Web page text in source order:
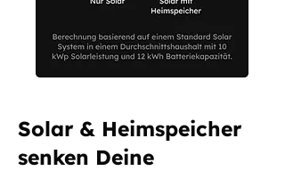
Solar & Heimspeicher
senken Deine